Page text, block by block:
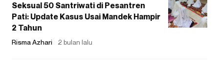
Seksual 50 Santriwati di Pesantren
Pati: Update Kasus Usai Mandek Hampir
2 Tahun
Risma Azhari 2 bulan lalu